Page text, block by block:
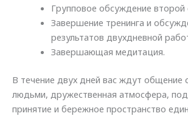
Групповое обсуждение второй
Завершение тренинга и
результатов двухдневной
Завершающая медитация.
В течение двух дней вас ждут общение
людьми, дружественная атмосфера,
принятие и бережное пространство